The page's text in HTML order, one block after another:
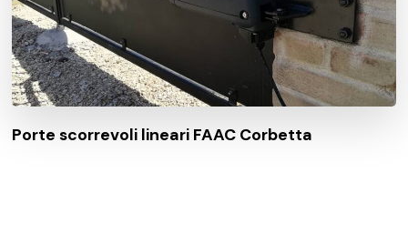
Porte scorrevoli lineari FAAC Corbetta